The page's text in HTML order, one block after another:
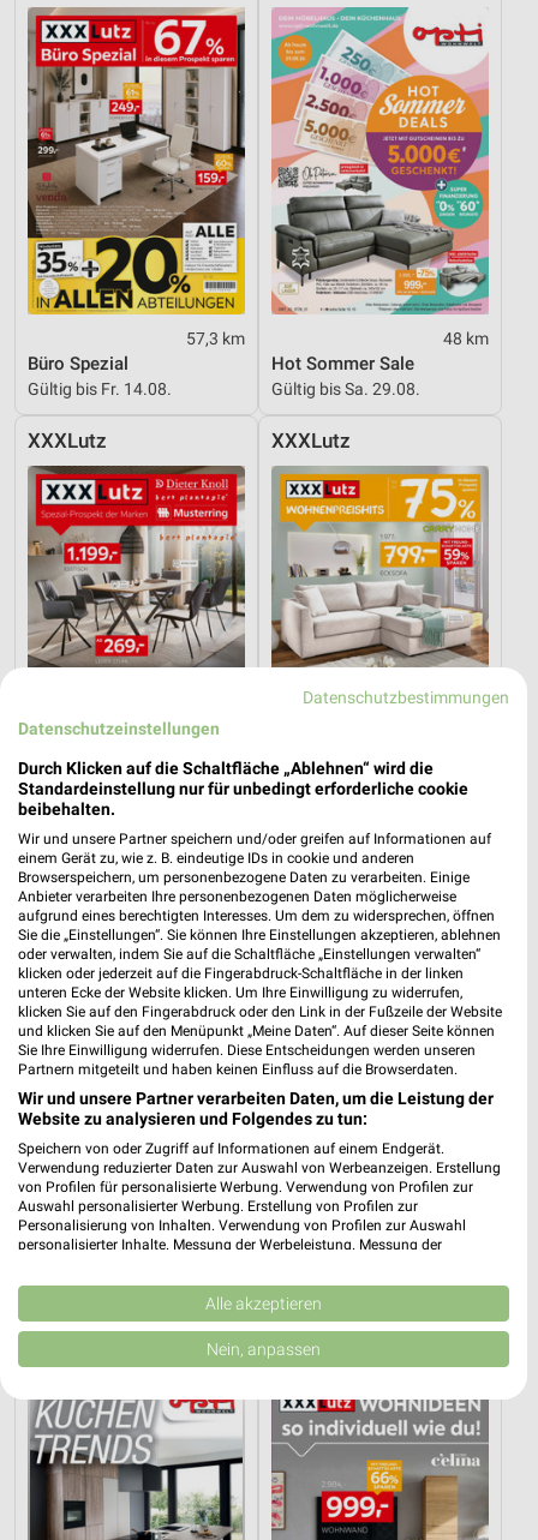
57,3 km
Büro Spezial
Gültig bis Fr. 14.08.
48 km
Hot Sommer Sale
Gültig bis Sa. 29.08.
XXXLutz
57,3 km
Gültig bis Fr. 21.08.
XXXLutz
57,3 km
Gültig bis Fr. 14.08.
XXXLutz
57,3 km
Angebote ab 08.08.
XXXLutz
57,3 km
Küchen Preishits!
Gültig bis Fr. 21.08.
XXXLutz
Datenschutzbestimmungen
Datenschutzeinstellungen
Durch Klicken auf die Schaltfläche „Ablehnen“ wird die
Standardeinstellung nur für unbedingt erforderliche cookie
beibehalten.
Wir und unsere Partner speichern und/oder greifen auf Informationen auf
einem Gerät zu, wie z. B. eindeutige IDs in cookie und anderen
Browserspeichern, um personenbezogene Daten zu verarbeiten. Einige
Anbieter verarbeiten Ihre personenbezogenen Daten möglicherweise
aufgrund eines berechtigten Interesses. Um dem zu widersprechen, öffnen
Sie die „Einstellungen“. Sie können Ihre Einstellungen akzeptieren, ablehnen
oder verwalten, indem Sie auf die Schaltfläche „Einstellungen verwalten“
klicken oder jederzeit auf die Fingerabdruck-Schaltfläche in der linken
unteren Ecke der Website klicken. Um Ihre Einwilligung zu widerrufen,
klicken Sie auf den Fingerabdruck oder den Link in der Fußzeile der Website
und klicken Sie auf den Menüpunkt „Meine Daten“. Auf dieser Seite können
Sie Ihre Einwilligung widerrufen. Diese Entscheidungen werden unseren
Partnern mitgeteilt und haben keinen Einfluss auf die Browserdaten.
Wir und unsere Partner verarbeiten Daten, um die Leistung der
Website zu analysieren und Folgendes zu tun:
Speichern von oder Zugriff auf Informationen auf einem Endgerät.
Verwendung reduzierter Daten zur Auswahl von Werbeanzeigen. Erstellung
von Profilen für personalisierte Werbung. Verwendung von Profilen zur
Auswahl personalisierter Werbung. Erstellung von Profilen zur
Personalisierung von Inhalten. Verwendung von Profilen zur Auswahl
personalisierter Inhalte. Messung der Werbeleistung. Messung der
Kombinationen von Daten aus verschiedenen Quellen. Entwicklung und
Verbesserung der Angebote. Verwendung reduzierter Daten zur Auswahl
von Inhalten.
Daten können außerhalb der Europäischen Union weitergegeben und in die
Website/App.
Partnerliste anzeigen (1 IAB-Anbieter)
Wir nutzen Ihre Daten für folgende Zwecke:
IAB-Verarbeitungszwecke:
Speichern von oder Zugriff auf Informationen
Alle akzeptieren
Nein, anpassen